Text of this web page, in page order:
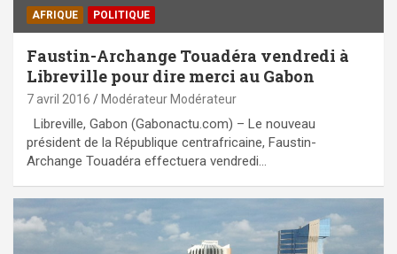
AFRIQUE POLITIQUE
Faustin-Archange Touadéra vendredi à
Libreville pour dire merci au Gabon
7 avril 2016 Modérateur Modérateur
Libreville, Gabon (Gabonactu.com) – Le nouveau
président de la République centrafricaine, Faustin-
Archange Touadéra effectuera vendredi…